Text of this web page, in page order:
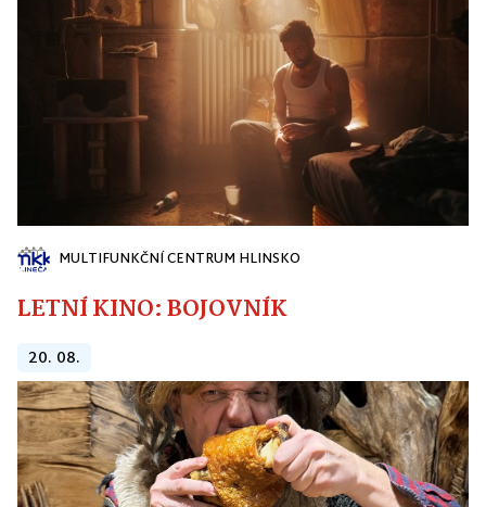
MULTIFUNKČNÍ CENTRUM HLINSKO
LETNÍ KINO: BOJOVNÍK
20. 08.